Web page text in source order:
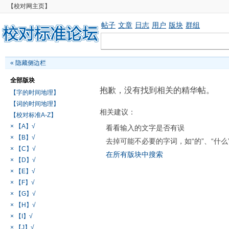
【校对网主页】
帖子 文章 日志 用户 版块 群组
« 隐藏侧边栏
全部版块
【字的时间地理】
【词的时间地理】
【校对标准A-Z】
× 【A】√
× 【B】√
× 【C】√
× 【D】√
× 【E】√
× 【F】√
× 【G】√
× 【H】√
× 【I】√
× 【J】√
抱歉，没有找到相关的精华帖。
相关建议：
看看输入的文字是否有误
去掉可能不必要的字词，如“的”、“什么
在所有版块中搜索